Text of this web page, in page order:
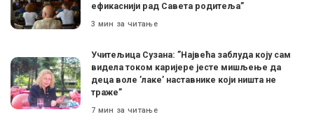
ефикаснији рад Савета родитеља”
3 мин за читање
Учитељица Сузана: ”Највећа заблуда коју сам
видела током каријере јесте мишљење да
деца воле ’лаке’ наставнике који ништа не
траже”
7 мин за читање